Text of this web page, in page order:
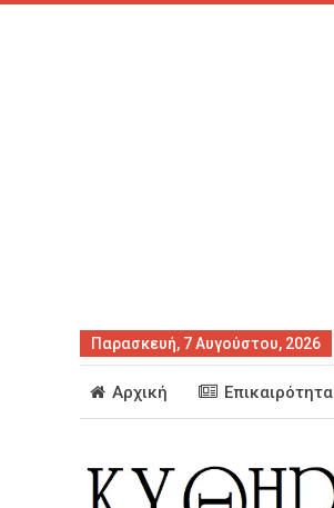
Παρασκευή, 7 Αυγούστου, 2026
Αρχική Επικαιρότητα